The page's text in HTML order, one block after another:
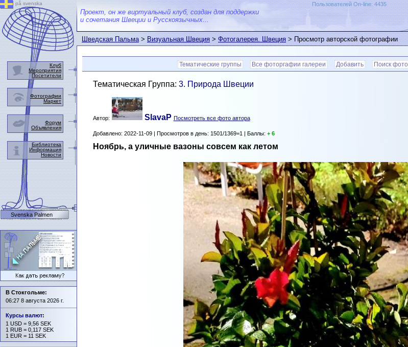
Проект, он же виртуальный клуб, создан для поддержки
и сочетания Швеции и Русскоязычных...
Пользователей On-line: 4435
Шведская Пальма>Визуальная Швеция>Фотогалерея. Швеция> Просмотр авторской фотографии
Тематические группы Все фоторгафии галереи Добавить Поиск фото
Тематическая Группа: 3. Природа Швеции
Автор: SlavaP Посмотреть все фото автора
Добавлено: 2022-11-09 | Просмотров в день: 1501/1369=1 | Баллы: + 6
Ноябрь, а уличные вазоны совсем как летом
på svenska
Клуб
Мероприятия
Посетители
Фотографии
Маркет
Форум
Объявления
Библиотека
Информация
Новости
Svenska Palmen
В Стокгольме:
06:27 8 августа 2026 г.
Курсы валют:
1 USD = 9,56 SEK
1 RUB = 0,117 SEK
1 EUR = 11 SEK